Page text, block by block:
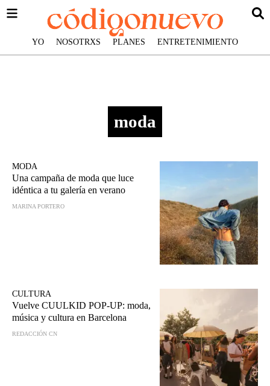
YO NOSOTRXS PLANES ENTRETENIMIENTO
moda
MODA
Una campaña de moda que luce
idéntica a tu galería en verano
MARINA PORTERO
CULTURA
Vuelve CUULKID POP-UP: moda,
música y cultura en Barcelona
REDACCIÓN CN